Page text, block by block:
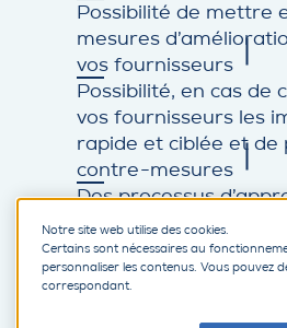
Possibilité de mettre
mesures
vos fournisseurs
Possibilité, en cas de
vos fournisseurs les
rapide et ciblée et de
contre-mesures
Des processus
agiles et facilement
qu’en cas de crise,
rapidement identifier
Notre site web utilise des cookies.
Certains sont nécessaires au
personnaliser les contenus. Vous pouvez
correspondant.